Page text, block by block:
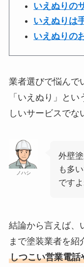
いえぬりの
いえぬりは
いえぬりの
業者選びで悩んで
「いえぬり」と
しいサービスでな
ノハシ
外壁
も多
です
結論から言えば、
まで塗装業者を紹
しつこい営業電話